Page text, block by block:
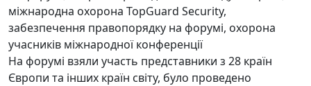
На форумі взяли участь представники з 28 країн
Європи та інших країн світу, було проведено